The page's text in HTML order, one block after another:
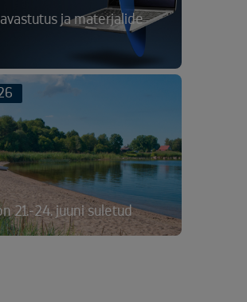
ja materjalide
21.-24. juuni suletud